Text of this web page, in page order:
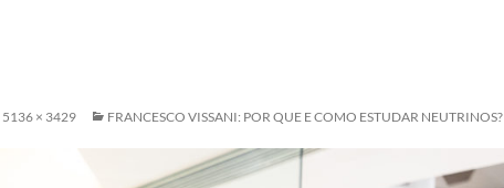
5136 × 3429 FRANCESCO VISSANI: POR QUE E COMO ESTUDAR NEUTRINOS?